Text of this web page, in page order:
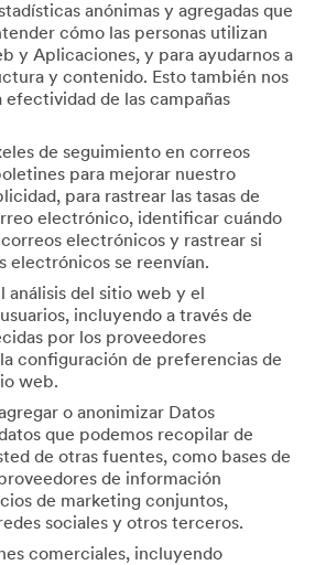
anónimas y agregadas que
cómo las personas utilizan
y Aplicaciones, y para ayudarnos a
y contenido. Esto también nos
efectividad de las campañas
de seguimiento en correos
para mejorar nuestro
para rastrear las tasas de
electrónico, identificar cuándo
electrónicos y rastrear si
electrónicos se reenvían.
análisis del sitio web y el
incluyendo a través de
por los proveedores
configuración de preferencias de
web.
o anonimizar Datos
que podemos recopilar de
de otras fuentes, como bases de
de información
de marketing conjuntos,
sociales y otros terceros.
comerciales, incluyendo